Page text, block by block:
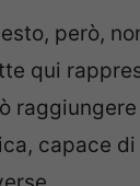
però,
qui
capace